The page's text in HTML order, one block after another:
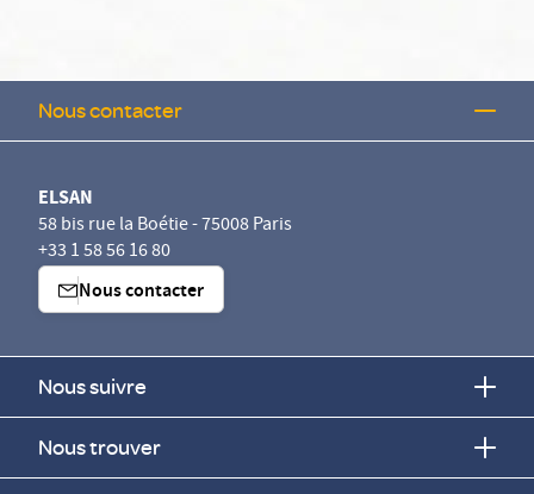
Nous contacter
ELSAN
58 bis rue la Boétie - 75008 Paris
+33 1 58 56 16 80
Nous contacter
Nous suivre
Nous trouver